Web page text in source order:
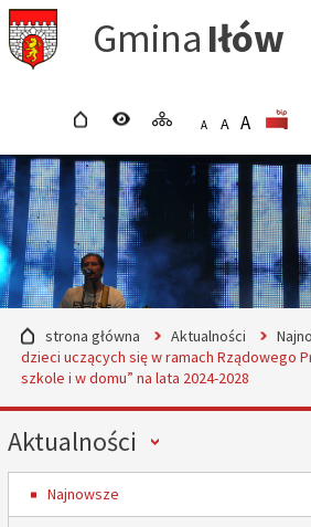
Przejdź do głównego
menu
Przejdź do treści
Przejdź do wyszukiwarki
Przejdź do mapy serwisu
Gmina Iłów
strona głównawersja kontrastowa
mapa serwisu
APOMNIEJSZ
A A rozmiar
strona główna Aktualności
dzieci uczących się w ramach Rządowego
szkole i w domu” na lata 2024-2028
Menu
Aktualności
Najnowsze